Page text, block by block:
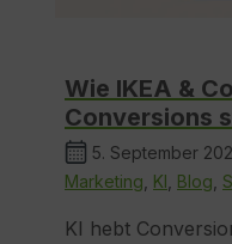
Wie IKEA &
Conversions
5. September
Marketing KI Blog
KI hebt